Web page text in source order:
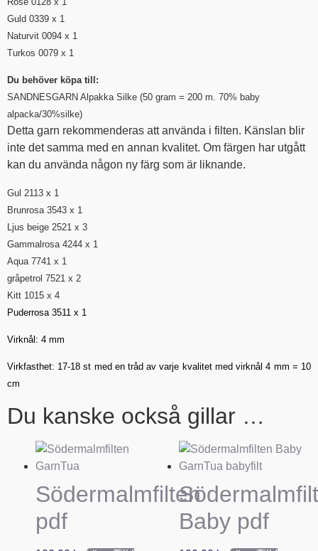
Guld 0339 x 1
Naturvit 0094 x 1
Turkos 0079 x 1
Du behöver köpa till:
SANDNESGARN Alpakka Silke (50 gram = 200 m. 70% baby
alpacka/30%silke)
Detta garn rekommenderas att använda i filten. Känslan blir
inte det samma med en annan kvalitet. Om färgen har utgått
kan du använda någon ny färg som är liknande.
Gul 2113 x 1
Brunrosa 3543 x 1
Ljus beige 2521 x 3
Gammalrosa 4244 x 1
Aqua 7741 x 1
gråpetrol 7521 x 2
Kitt 1015 x 4
Puderrosa 3511 x 1
Virknål: 4 mm
Virkfasthet: 17-18 st med en tråd av varje kvalitet med virknål 4 mm = 10
cm
Du kanske också gillar …
Södermalmfilten
pdf
Baby pdf